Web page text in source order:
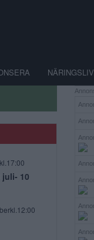
NÄRINGSLIV
juli- 10